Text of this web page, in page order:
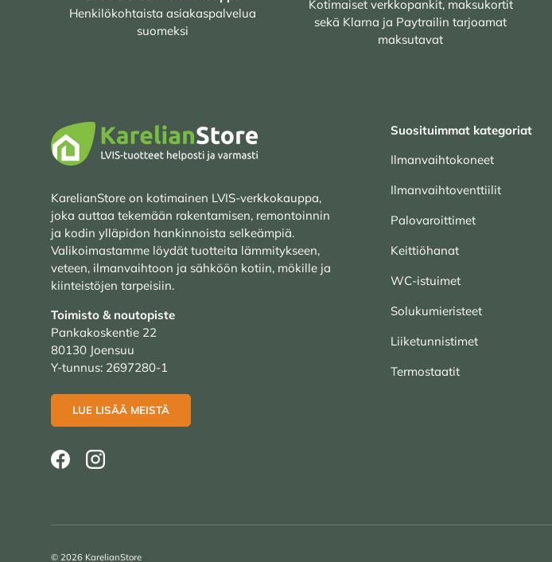
Henkilökohtaista asiakaspalvelua
suomeksi
Kotimaiset verkkopankit, maksukortit
sekä Klarna ja Paytrailin tarjoamat
maksutavat
KarelianStore on kotimainen LVIS-verkkokauppa,
joka auttaa tekemään rakentamisen, remontoinnin
ja kodin ylläpidon hankinnoista selkeämpiä.
Valikoimastamme löydät tuotteita lämmitykseen,
veteen, ilmanvaihtoon ja sähköön kotiin, mökille ja
kiinteistöjen tarpeisiin.
Toimisto & noutopiste
Pankakoskentie 22
80130 Joensuu
Y-tunnus: 2697280-1
LUE LISÄÄ MEISTÄ
FacebookInstagram
Suosituimmat kategoriat
Ilmanvaihtokoneet
Ilmanvaihtoventtiilit
Palovaroittimet
Keittiöhanat
WC-istuimet
Solukumieristeet
Liiketunnistimet
Termostaatit
© 2026 KarelianStore